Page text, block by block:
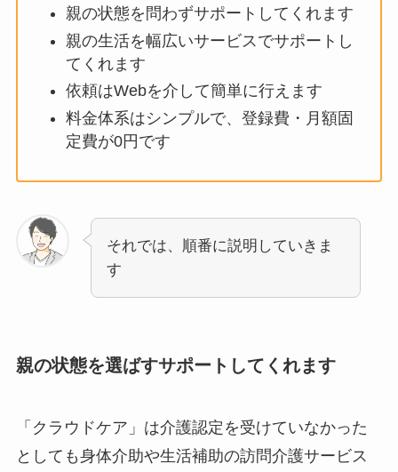
親の状態を問わずサポートしてくれます
親の生活を幅広いサービスでサポートし
てくれます
依頼はWebを介して簡単に行えます
料金体系はシンプルで、登録費・月額固
定費が0円です
それでは、順番に説明していきま
す
親の状態を選ばすサポートしてくれます
「クラウドケア」は介護認定を受けていなかった
としても身体介助や生活補助の訪問介護サービス